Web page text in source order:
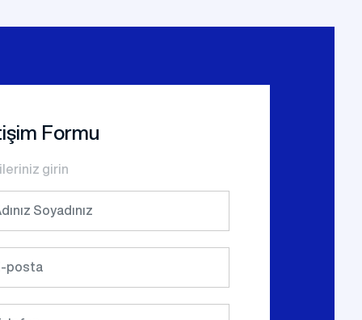
Formu
girin